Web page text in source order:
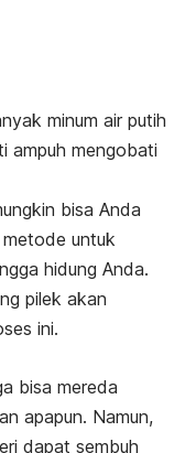
minum air putih
ampuh mengobati
bisa Anda
untuk
hidung Anda.
pilek akan
ini.
bisa mereda
apapun. Namun,
dapat sembuh